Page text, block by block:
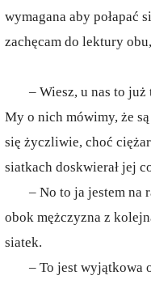
wymagana aby połapać
zachęcam do lektury
– Wiesz, u nas to
My o nich mówimy, że
się życzliwie, choć
siatkach doskwierał jej
– No to ja jestem na
obok mężczyzna z
siatek.
– To jest wyjątkowa